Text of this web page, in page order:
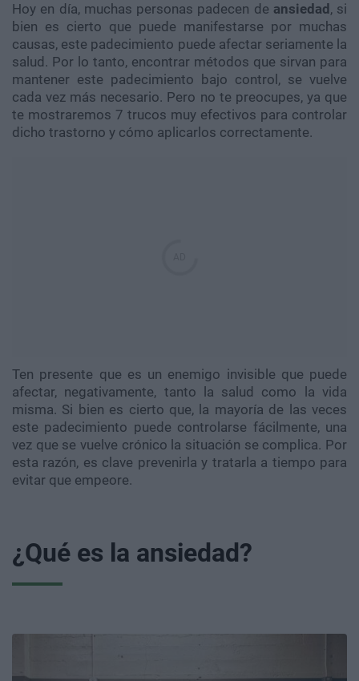
Hoy en día, muchas personas padecen de ansiedad , si
bien es cierto que puede manifestarse por muchas
causas, este padecimiento puede afectar seriamente la
salud. Por lo tanto, encontrar métodos que sirvan para
mantener este padecimiento bajo control, se vuelve
cada vez más necesario. Pero no te preocupes, ya que
te mostraremos 7 trucos muy efectivos para controlar
dicho trastorno y cómo aplicarlos correctamente.
Ten presente que es un enemigo invisible que puede
afectar, negativamente, tanto la salud como la vida
misma. Si bien es cierto que, la mayoría de las veces
este padecimiento puede controlarse fácilmente, una
vez que se vuelve crónico la situación se complica. Por
esta razón, es clave prevenirla y tratarla a tiempo para
evitar que empeore.
¿Qué es la ansiedad?